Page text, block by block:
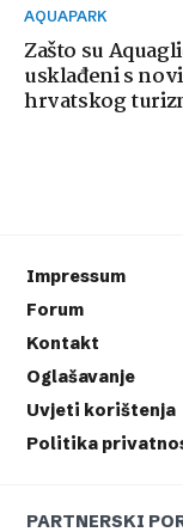
AQUAPARK
Zašto su
usklađeni s
hrvatskog
Impressum
Forum
Kontakt
Oglašavanje
Uvjeti korištenja
Politika
PARTNERSKI